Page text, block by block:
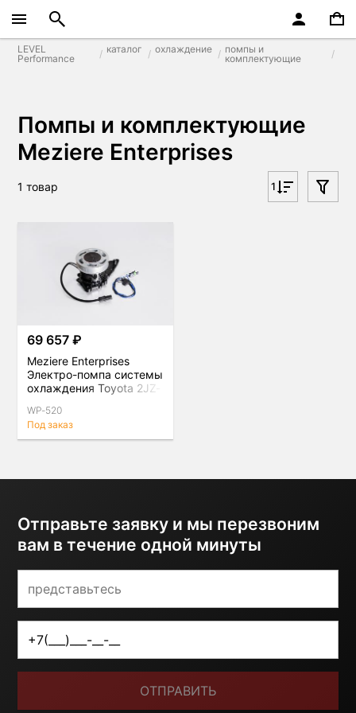
LEVEL
Performance
каталог охлаждение
помпы и
комплектующие
Помпы и комплектующие
Meziere Enterprises
1 товар 1
69 657 ₽
Meziere Enterprises
Электро-помпа системы
охлаждения Toyota 2JZ-
WP-520
Под заказ
Отправьте заявку и мы перезвоним
вам в течение одной минуты
ОТПРАВИТЬ